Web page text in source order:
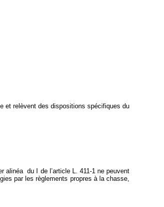
et relèvent des dispositions spécifiques du
alinéa du I de l’article L. 411‑1 ne peuvent
par les règlements propres à la chasse,